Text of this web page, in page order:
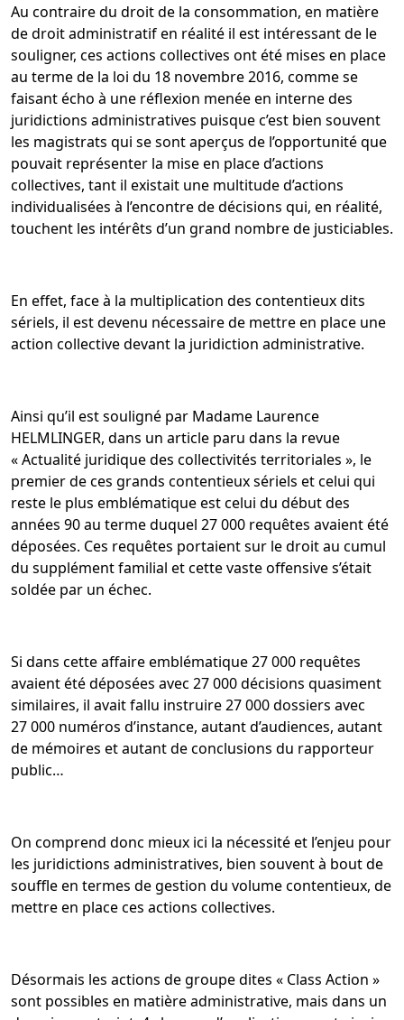
Au contraire du droit de la consommation, en matière
de droit administratif en réalité il est intéressant de le
souligner, ces actions collectives ont été mises en place
au terme de la loi du 18 novembre 2016, comme se
faisant écho à une réflexion menée en interne des
juridictions administratives puisque c’est bien souvent
les magistrats qui se sont aperçus de l’opportunité que
pouvait représenter la mise en place d’actions
collectives, tant il existait une multitude d’actions
individualisées à l’encontre de décisions qui, en réalité,
touchent les intérêts d’un grand nombre de justiciables.
En effet, face à la multiplication des contentieux dits
sériels, il est devenu nécessaire de mettre en place une
action collective devant la juridiction administrative.
Ainsi qu’il est souligné par Madame Laurence
HELMLINGER, dans un article paru dans la revue
« Actualité juridique des collectivités territoriales », le
premier de ces grands contentieux sériels et celui qui
reste le plus emblématique est celui du début des
années 90 au terme duquel 27 000 requêtes avaient été
déposées. Ces requêtes portaient sur le droit au cumul
du supplément familial et cette vaste offensive s’était
soldée par un échec.
Si dans cette affaire emblématique 27 000 requêtes
avaient été déposées avec 27 000 décisions quasiment
similaires, il avait fallu instruire 27 000 dossiers avec
27 000 numéros d’instance, autant d’audiences, autant
de mémoires et autant de conclusions du rapporteur
public…
On comprend donc mieux ici la nécessité et l’enjeu pour
les juridictions administratives, bien souvent à bout de
souffle en termes de gestion du volume contentieux, de
mettre en place ces actions collectives.
Désormais les actions de groupe dites « Class Action »
sont possibles en matière administrative, mais dans un